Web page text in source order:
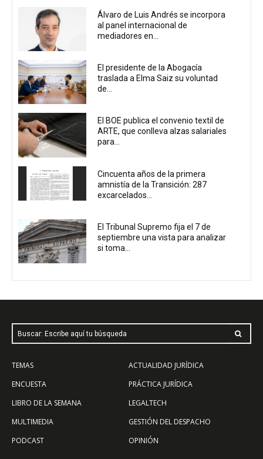
Álvaro de Luis Andrés se incorpora
al panel internacional de
mediadores en...
El presidente de la Abogacía
traslada a Elma Saiz su voluntad
de...
El BOE publica el convenio textil de
ARTE, que conlleva alzas salariales
para...
Cincuenta años de la primera
amnistía de la Transición: 287
excarcelados...
El Tribunal Supremo fija el 7 de
septiembre una vista para analizar
si toma...
Buscar: Escribe aquí tu búsqueda
TEMAS
ENCUESTA
LIBRO DE LA SEMANA
MULTIMEDIA
PODCAST
ACTUALIDAD JURÍDICA
PRÁCTICA JURÍDICA
LEGALTECH
GESTIÓN DEL DESPACHO
OPINIÓN